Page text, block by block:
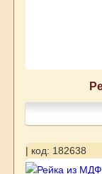
| код: 182638